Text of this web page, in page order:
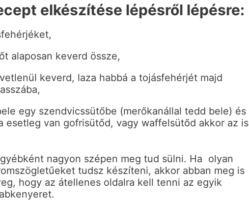
elkészítése lépésről lépésre:
alaposan keverd össze,
keverd, laza habbá a tojásfehérjét majd
egy szendvicssütőbe (merőkanállal tedd bele) és
esetleg van gofrisütőd, vagy waffelsütőd akkor az is
nagyon szépen meg tud sülni. Ha olyan
tudsz készíteni, akkor abban meg is
hogy az átellenes oldalra kell tenni az egyik